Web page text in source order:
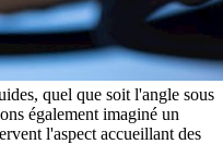
quel que soit l'angle sous
également imaginé un
l'aspect accueillant des